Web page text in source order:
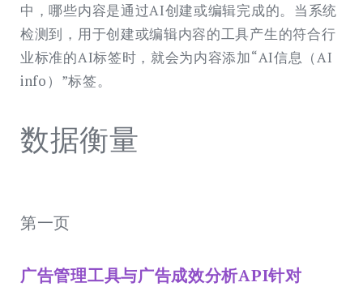
中，哪些内容是通过AI创建或编辑完成的。当系统
检测到，用于创建或编辑内容的工具产生的符合行
业标准的AI标签时，就会为内容添加“AI信息（AI
info）”标签。
数据衡量
第一页
广告管理工具与广告成效分析API针对